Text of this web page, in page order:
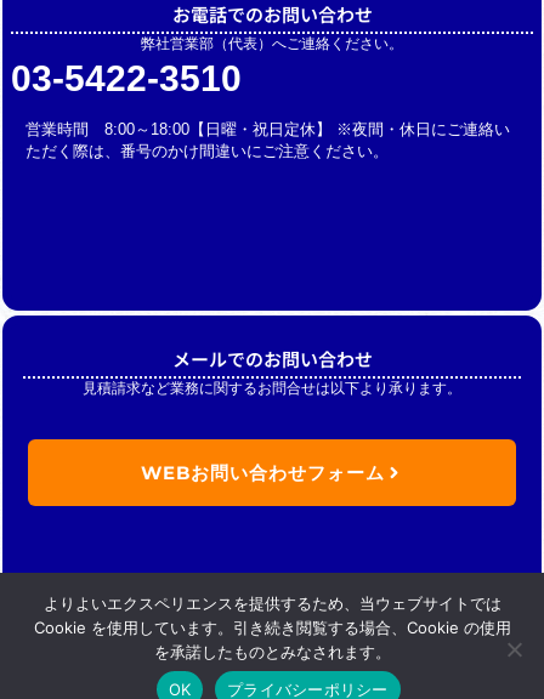
お電話でのお問い合わせ
弊社営業部（代表）へご連絡ください。
03-5422-3510
営業時間 8:00～18:00【日曜・祝日定休】 ※夜間・休日にご連絡い
ただく際は、番号のかけ間違いにご注意ください。
メールでのお問い合わせ
見積請求など業務に関するお問合せは以下より承ります。
WEBお問い合わせフォーム
Copyright (C) Nikkan merchandise .inc. All Rights Reserved.
よりよいエクスペリエンスを提供するため、当ウェブサイトでは
Cookie を使用しています。引き続き閲覧する場合、Cookie の使用
を承諾したものとみなされます。
OK
プライバシーポリシー